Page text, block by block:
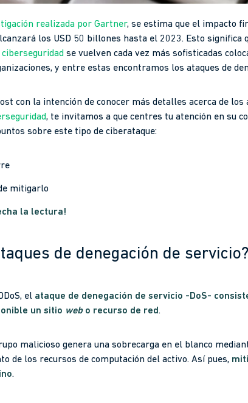
realizada por Gartner, se estima que el impacto
los USD 50 billones hasta el 2023. Esto significa
se vuelven cada vez más sofisticadas
y entre estas encontramos los ataques de
con la intención de conocer más detalles acerca de los
, te invitamos a que centres tu atención en su
sobre este tipo de ciberataque:
mitigarlo
la lectura!
de denegación de servicio?
el ataque de denegación de servicio -DoS-
un sitio webo recurso de red.
malicioso genera una sobrecarga en el blanco
de los recursos de computación del activo. Así pues,
.